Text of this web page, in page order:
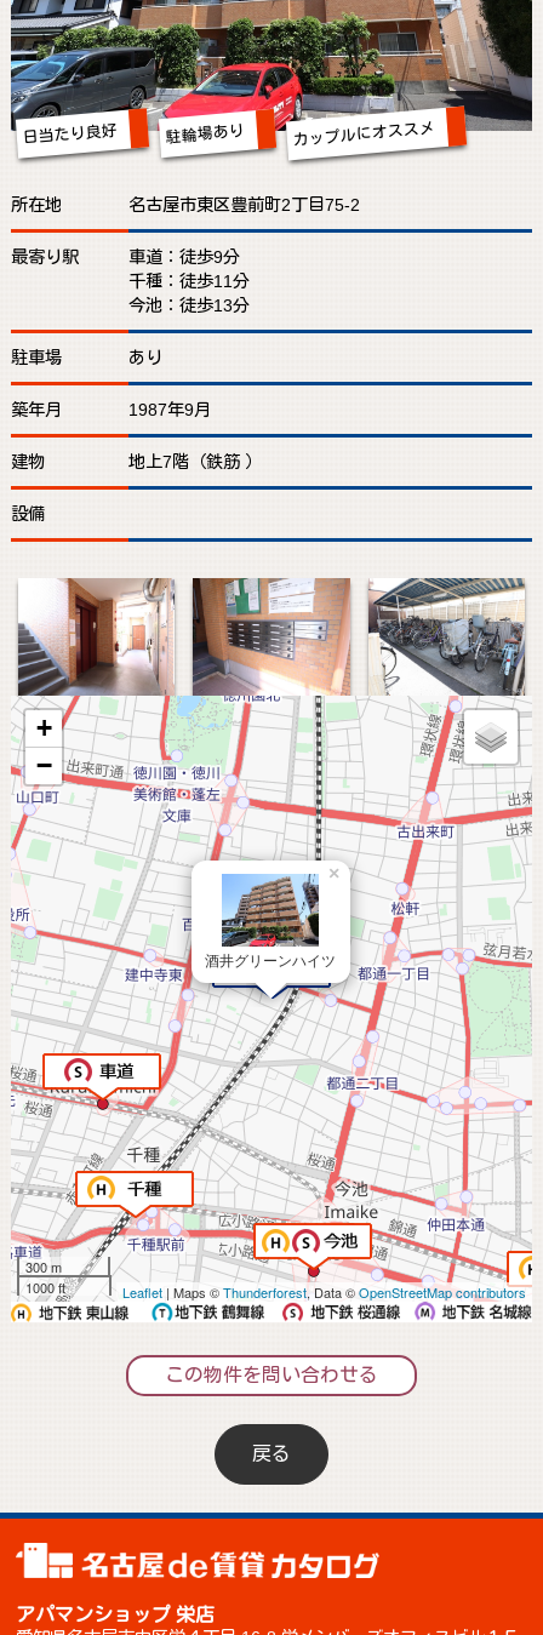
日当たり良好 駐輪場あり カップルにオススメ
所在地 名古屋市東区豊前町2丁目75-2
最寄り駅
車道：徒歩9分
千種：徒歩11分
今池：徒歩13分
駐車場 あり
築年月 1987年9月
建物 地上7階（鉄筋 ）
設備
酒井グリーンハイツ
×
+
−
300 m
1000 ft
Leaflet | Maps ©Thunderforest, Data ©OpenStreetMap contributors
この物件を問い合わせる
戻る
アパマンショップ 栄店